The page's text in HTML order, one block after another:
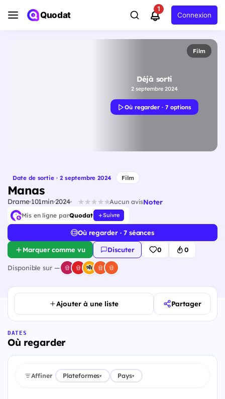
Quodat
1
Connexion
Film
Déjà sorti
2 septembre 2024
Où regarder · 7 options
Date de sortie · 2 septembre 2024 Film
Manas
Drame101min 2024 Aucun avisNoter
Mis en ligne parQuodat Suivre
Où regarder · 7 séances
Marquer comme vu Discuter 0 0
Disponible sur —
Ajouter à une liste Partager
DATES
Où regarder
Affiner Plateformes▾ Pays▾